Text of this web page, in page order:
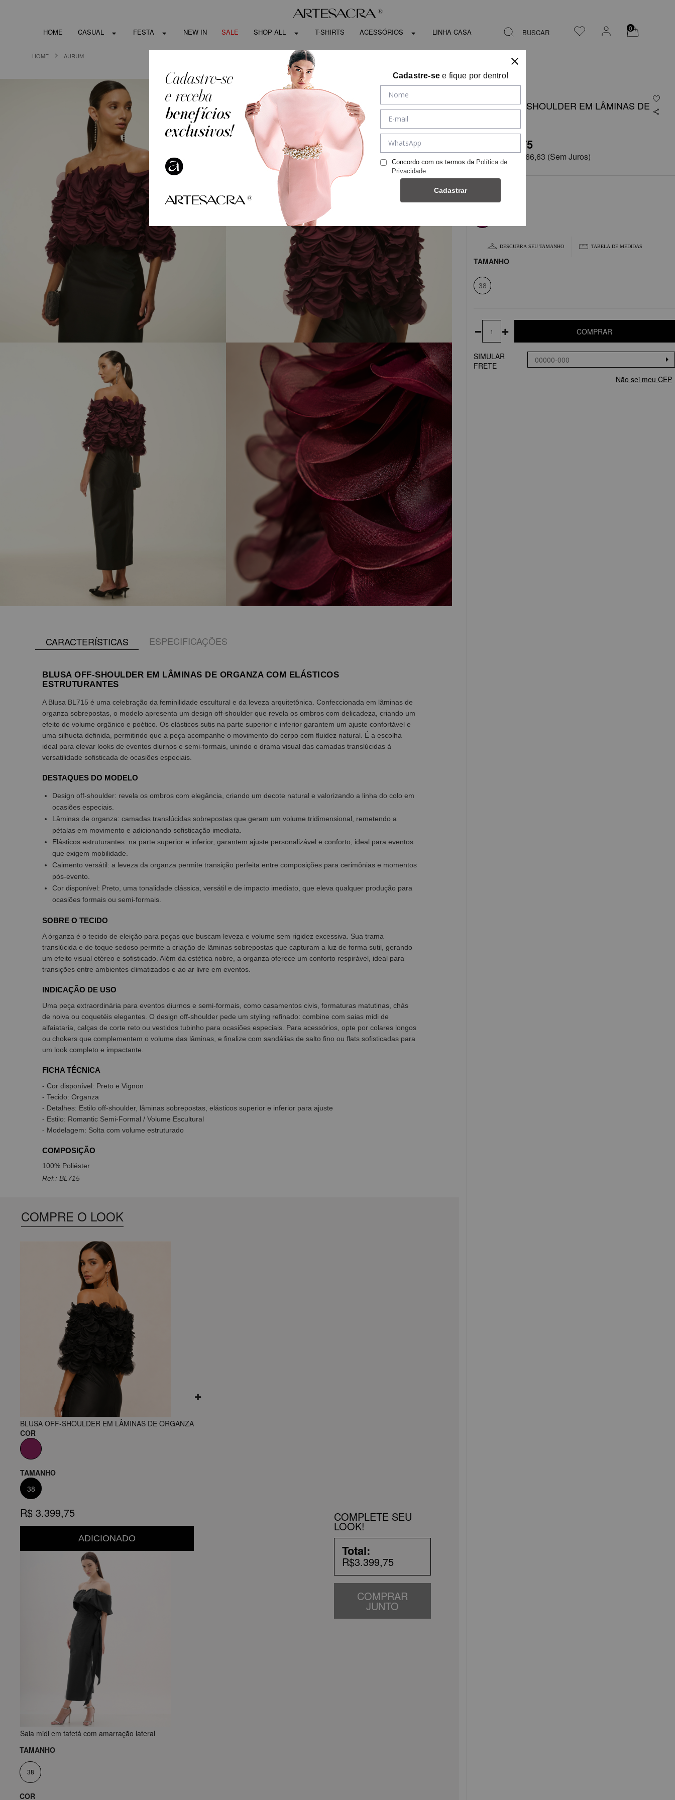
HOME CASUAL FESTA NEW IN SALE SHOP ALL T-SHIRTS ACESSÓRIOS LINHA CASA BUSCAR 0
HOME AURUM
CARACTERÍSTICAS ESPECIFICAÇÕES
BLUSA OFF-SHOULDER EM LÂMINAS DE ORGANZA COM ELÁSTICOS
ESTRUTURANTES
A Blusa BL715 é uma celebração da feminilidade escultural e da leveza arquitetônica. Confeccionada em lâminas de
organza sobrepostas, o modelo apresenta um design off-shoulder que revela os ombros com delicadeza, criando um
efeito de volume orgânico e poético. Os elásticos sutis na parte superior e inferior garantem um ajuste confortável e
uma silhueta definida, permitindo que a peça acompanhe o movimento do corpo com fluidez natural. É a escolha
ideal para elevar looks de eventos diurnos e semi-formais, unindo o drama visual das camadas translúcidas à
versatilidade sofisticada de ocasiões especiais.
DESTAQUES DO MODELO
Design off-shoulder: revela os ombros com elegância, criando um decote natural e valorizando a linha do colo em
ocasiões especiais.
Lâminas de organza: camadas translúcidas sobrepostas que geram um volume tridimensional, remetendo a
pétalas em movimento e adicionando sofisticação imediata.
Elásticos estruturantes: na parte superior e inferior, garantem ajuste personalizável e conforto, ideal para eventos
que exigem mobilidade.
Caimento versátil: a leveza da organza permite transição perfeita entre composições para cerimônias e momentos
pós-evento.
Cor disponível: Preto, uma tonalidade clássica, versátil e de impacto imediato, que eleva qualquer produção para
ocasiões formais ou semi-formais.
SOBRE O TECIDO
A órganza é o tecido de eleição para peças que buscam leveza e volume sem rigidez excessiva. Sua trama
translúcida e de toque sedoso permite a criação de lâminas sobrepostas que capturam a luz de forma sutil, gerando
um efeito visual etéreo e sofisticado. Além da estética nobre, a organza oferece um conforto respirável, ideal para
transições entre ambientes climatizados e ao ar livre em eventos.
INDICAÇÃO DE USO
Uma peça extraordinária para eventos diurnos e semi-formais, como casamentos civis, formaturas matutinas, chás
de noiva ou coquetéis elegantes. O design off-shoulder pede um styling refinado: combine com saias midi de
alfaiataria, calças de corte reto ou vestidos tubinho para ocasiões especiais. Para acessórios, opte por colares longos
ou chokers que complementem o volume das lâminas, e finalize com sandálias de salto fino ou flats sofisticadas para
um look completo e impactante.
FICHA TÉCNICA
- Cor disponível: Preto e Vignon
- Tecido: Organza
- Detalhes: Estilo off-shoulder, lâminas sobrepostas, elásticos superior e inferior para ajuste
- Estilo: Romantic Semi-Formal / Volume Escultural
- Modelagem: Solta com volume estruturado
COMPOSIÇÃO
100% Poliéster
Ref.: BL715
COMPRE O LOOK
BLUSA OFF-SHOULDER EM LÂMINAS DE ORGANZA
COR
TAMANHO
38
R$ 3.399,75
ADICIONADO
Saia midi em tafetá com amarração lateral
TAMANHO
38
COR
COMPLETE SEU
LOOK!
Total:
R$3.399,75
COMPRAR
JUNTO
BLUSA OFF-SHOULDER EM LÂMINAS DE
R$ 3.399,75
em6x deR$ 566,63 (Sem Juros)
DESCUBRA SEU TAMANHO TABELA DE MEDIDAS
TAMANHO
38
COMPRAR
SIMULAR
FRETE
Não sei meu CEP
Cadastre-se e fique por dentro!
Concordo com os termos da Política de
Privacidade
Cadastrar